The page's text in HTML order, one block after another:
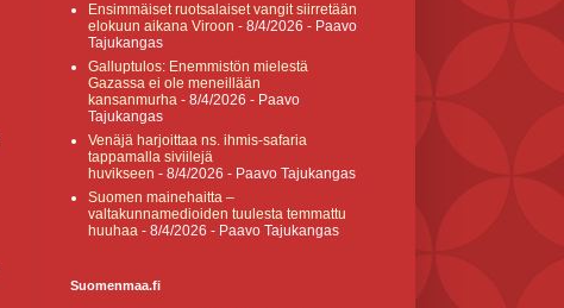
Ensimmäiset ruotsalaiset vangit siirretään
elokuun aikana Viroon - 8/4/2026 - Paavo
Tajukangas
Galluptulos: Enemmistön mielestä
Gazassa ei ole meneillään
kansanmurha - 8/4/2026 - Paavo
Tajukangas
Venäjä harjoittaa ns. ihmis-safaria
tappamalla siviilejä
huvikseen - 8/4/2026 - Paavo Tajukangas
Suomen mainehaitta –
valtakunnamedioiden tuulesta temmattu
huuhaa - 8/4/2026 - Paavo Tajukangas
Suomenmaa.fi